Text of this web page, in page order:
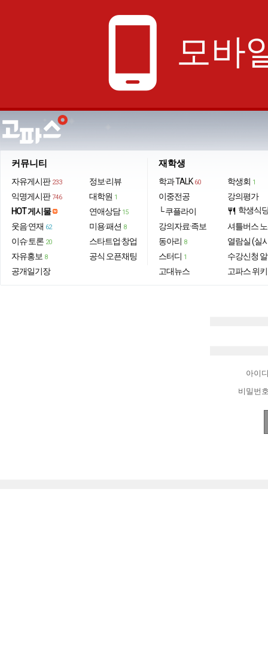
phone_android 모바
커뮤니티
자유게시판 233
익명게시판 746
HOT 게시물
웃음·연재 62
이슈·토론 20
자유홍보 8
공개일기장
정보·리뷰
대학원 1
연애상담 15
미용·패션 8
스타트업·창업
공식 오픈채팅
재학생
학과 TALK 60
이중전공
└ 쿠플라이
강의자료·족보
동아리 8
스터디 1
고대뉴스
학생회 1
강의평가
restaurant 학생식
셔틀버스
열람실 (실
수강신청
고파스 위키
아이
비밀번